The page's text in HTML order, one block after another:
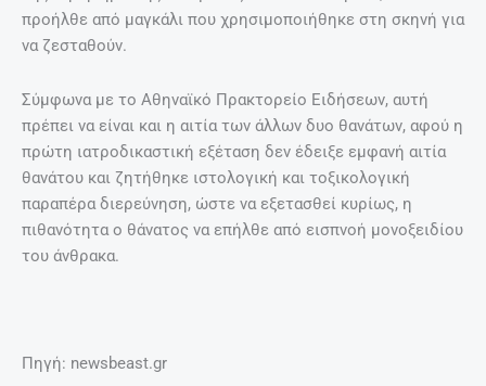
προήλθε από μαγκάλι που χρησιμοποιήθηκε στη σκηνή για
να ζεσταθούν.
Σύμφωνα με το Αθηναϊκό Πρακτορείο Ειδήσεων, αυτή
πρέπει να είναι και η αιτία των άλλων δυο θανάτων, αφού η
πρώτη ιατροδικαστική εξέταση δεν έδειξε εμφανή αιτία
θανάτου και ζητήθηκε ιστολογική και τοξικολογική
παραπέρα διερεύνηση, ώστε να εξετασθεί κυρίως, η
πιθανότητα ο θάνατος να επήλθε από εισπνοή μονοξειδίου
του άνθρακα.
Πηγή: newsbeast.gr